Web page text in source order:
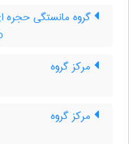
گروه مانستگی حجره
مرکز گروه
مرکز گروه